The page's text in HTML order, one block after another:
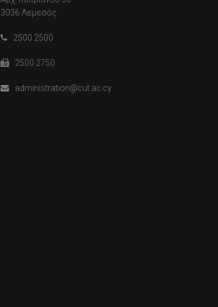
3036 Λεμεσός
2500 2500
2500 2750
administration@cut.ac.cy